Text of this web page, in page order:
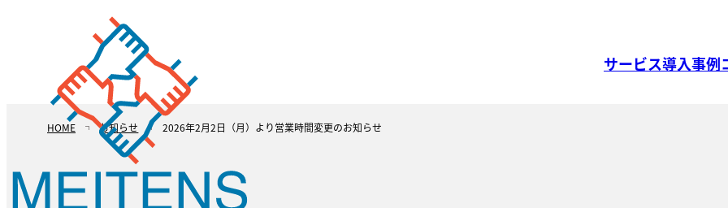
サービス導入事例
HOME お知らせ 2026年2月2日（月）より営業時間変更のお知らせ